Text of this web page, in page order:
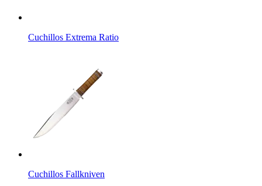
Cuchillos Extrema Ratio
Cuchillos Fallkniven